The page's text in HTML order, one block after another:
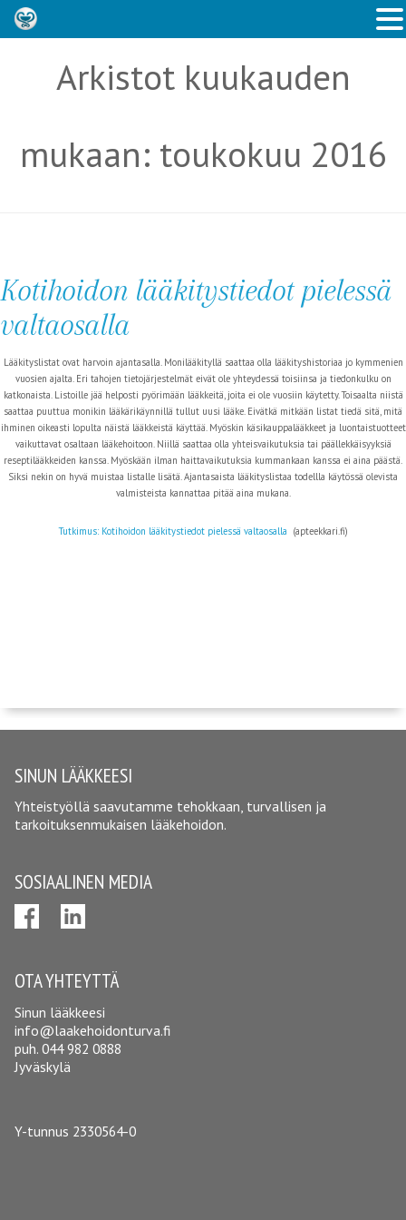
Arkistot kuukauden
mukaan: toukokuu 2016
Kotihoidon lääkitystiedot pielessä
valtaosalla
Lääkityslistat ovat harvoin ajantasalla. Monilääkityllä saattaa olla lääkityshistoriaa jo kymmenien
vuosien ajalta. Eri tahojen tietojärjestelmät eivät ole yhteydessä toisiinsa ja tiedonkulku on
katkonaista. Listoille jää helposti pyörimään lääkkeitä, joita ei ole vuosiin käytetty. Toisaalta niistä
saattaa puuttua monikin lääkärikäynnillä tullut uusi lääke. Eivätkä mitkään listat tiedä sitä, mitä
ihminen oikeasti lopulta näistä lääkkeistä käyttää. Myöskin käsikauppalääkkeet ja luontaistuotteet
vaikuttavat osaltaan lääkehoitoon. Niillä saattaa olla yhteisvaikutuksia tai päällekkäisyyksiä
reseptilääkkeiden kanssa. Myöskään ilman haittavaikutuksia kummankaan kanssa ei aina päästä.
Siksi nekin on hyvä muistaa listalle lisätä. Ajantasaista lääkityslistaa todellla käytössä olevista
valmisteista kannattaa pitää aina mukana.
Tutkimus: Kotihoidon lääkitystiedot pielessä valtaosalla (apteekkari.fi)
SINUN LÄÄKKEESI
Yhteistyöllä saavutamme tehokkaan, turvallisen ja
tarkoituksenmukaisen lääkehoidon.
SOSIAALINEN MEDIA
OTA YHTEYTTÄ
Sinun lääkkeesi
info@laakehoidonturva.fi
puh.044 982 0888
Jyväskylä
Y-tunnus 2330564-0